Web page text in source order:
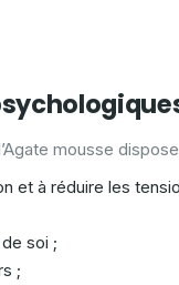
mousse
et à réduire les
soi ;
;